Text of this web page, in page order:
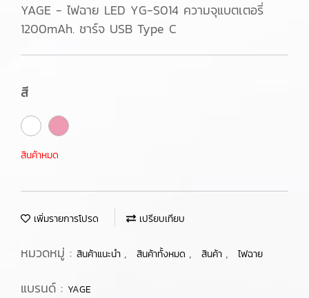
YAGE - ไฟฉาย LED YG-S014 ความจุแบตเตอรี่
1200mAh. ชาร์จ USB Type C
สี
สินค้าหมด
เพิ่มรายการโปรด เปรียบเทียบ
หมวดหมู่ : สินค้าแนะนำ , สินค้าทั้งหมด , สินค้า , ไฟฉาย
แบรนด์ : YAGE